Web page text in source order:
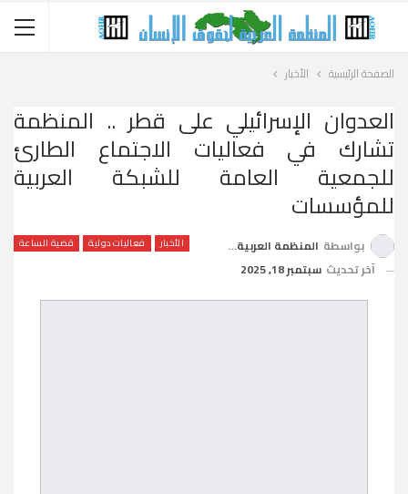
الصفحة الرئيسية الأخبار
العدوان الإسرائيلي على قطر .. المنظمة
تشارك في فعاليات الاجتماع الطارئ
للجمعية العامة للشبكة العربية
للمؤسسات
الأخبار فعاليات دولية قضية الساعة بواسطة المنظمة العربية لحقوق الإنسان
آخر تحديث سبتمبر 18, 2025